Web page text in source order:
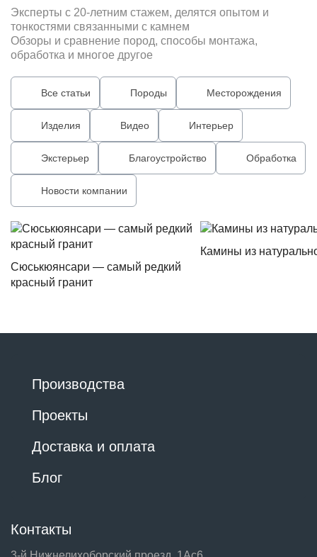
Эксперты с 20-летним стажем, делятся опытом и
тонкостями связанными с камнем
Обзоры и сравнение пород, способы монтажа,
обработка и многое другое
Все статьи Породы Месторождения
Изделия Видео Интерьер
Экстерьер Благоустройство Обработка
Новости компании
Сюськюянсари — самый редкий
красный гранит
Камины из
Производства
Проекты
Доставка и оплата
Блог
Контакты